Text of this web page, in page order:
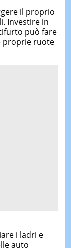
il proprio
Investire in
può fare
proprie ruote
i ladri e
auto